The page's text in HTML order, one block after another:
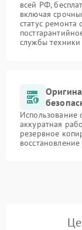
всей РФ,
включая
статус ремонта
службы техники
аккуратная
резервное